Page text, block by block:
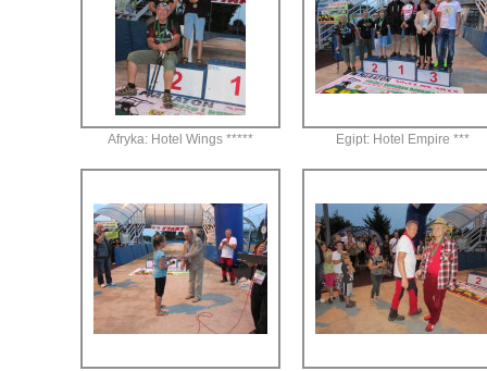
Afryka: Hotel Wings ***** Egipt: Hotel Empire ***